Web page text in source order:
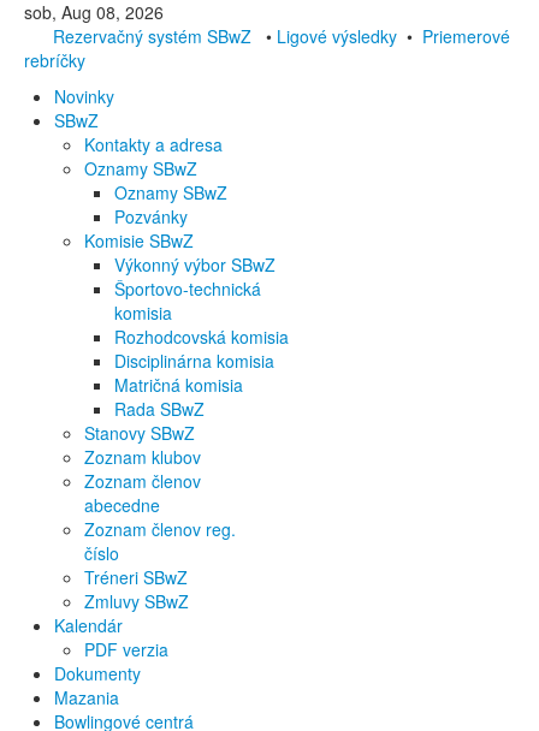
sob, Aug 08, 2026
Rezervačný systém SBwZ • Ligové výsledky • Priemerové
rebríčky
Novinky
SBwZ
Kontakty a adresa
Oznamy SBwZ
Oznamy SBwZ
Pozvánky
Komisie SBwZ
Výkonný výbor SBwZ
Športovo-technická
komisia
Rozhodcovská komisia
Disciplinárna komisia
Matričná komisia
Rada SBwZ
Stanovy SBwZ
Zoznam klubov
Zoznam členov
abecedne
Zoznam členov reg.
číslo
Tréneri SBwZ
Zmluvy SBwZ
Kalendár
PDF verzia
Dokumenty
Mazania
Bowlingové centrá